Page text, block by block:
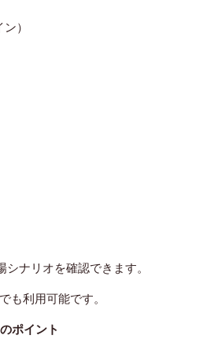
）
ナリオを確認できます。
も利用可能です。
ポイント